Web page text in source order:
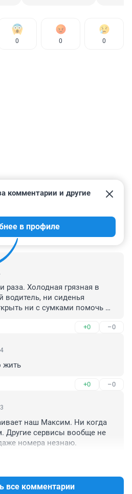
0 0 0
комментарии и другие
в профиле
раза. Холодная грязная в
водитель, ни сиденья
ни с сумками помочь
+0 –0
жить
+0 –0
наш Максим. Ни когда
Другие сервисы вообще не
номера незнаю.
все комментарии